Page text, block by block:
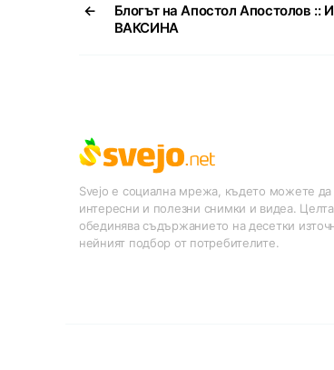
←
Блогът на Апостол Апостолов
ВАКСИНА
Svejo е социална мрежа, където можете да
интересни и полезни снимки и видеа.
обединява съдържанието на десетки
нейният подбор от потребителите.